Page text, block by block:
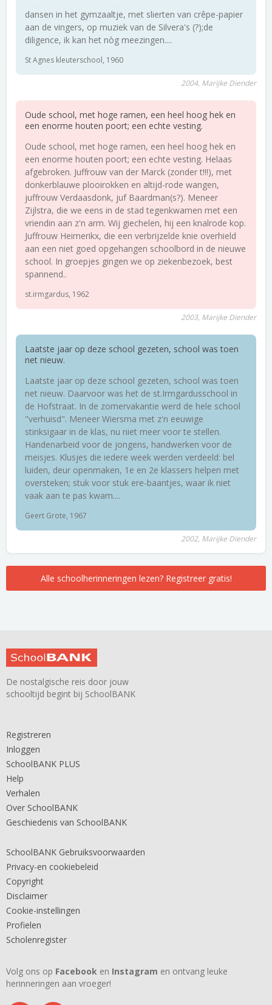
dansen in het gymzaaltje, met slierten van crêpe-papier
aan de vingers, op muziek van de Silvera's (?);de
diligence, ik kan het nòg meezingen....
St Agnes kleuterschool, 1960
2004, Marijke Diender
Oude school, met hoge ramen, een heel hoog hek en
een enorme houten poort; een echte vesting.
Oude school, met hoge ramen, een heel hoog hek en
een enorme houten poort; een echte vesting. Helaas
afgebroken. Juffrouw van der Marck (zonder t!!!), met
donkerblauwe plooirokken en altijd-rode wangen,
juffrouw Verdaasdonk, juf Baardman(s?). Meneer
Zijlstra, die we eens in de stad tegenkwamen met een
vriendin aan z'n arm. Wij giechelen, hij een knalrode kop.
Juffrouw Heimerikx, die een verbrijzelde knie overhield
aan een niet goed opgehangen schoolbord in de nieuwe
school. In groepjes gingen we op ziekenbezoek, best
spannend..
st.irmgardus, 1962
2003, Marijke Diender
Laatste jaar op deze school gezeten, school was toen
net nieuw.
Laatste jaar op deze school gezeten, school was toen
net nieuw. Daarvoor was het de st.Irmgardusschool in
de Hofstraat. In de zomervakantie werd de hele school
"verhuisd". Meneer Wiersma met z'n eeuwige
stinksigaar in de klas, nu niet meer voor te stellen.
Handenarbeid voor de jongens, handwerken voor de
meisjes. Klusjes die iedere week werden verdeeld: bel
luiden, deur openmaken, 1e en 2e klassers helpen met
oversteken; stuk voor stuk ere-baantjes, waar ik niet
vaak aan te pas kwam....
Geert Grote, 1967
2002, Marijke Diender
Alle schoolherinneringen lezen? Registreer gratis!
De nostalgische reis door jouw
schooltijd begint bij SchoolBANK
Registreren
Inloggen
SchoolBANK PLUS
Help
Verhalen
Over SchoolBANK
Geschiedenis van SchoolBANK
SchoolBANK Gebruiksvoorwaarden
Privacy-en cookiebeleid
Copyright
Disclaimer
Cookie-instellingen
Profielen
Scholenregister
Volg ons op Facebook en Instagram en ontvang leuke
herinneringen aan vroeger!